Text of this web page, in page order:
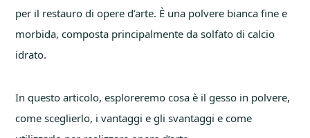
per il restauro di opere d’arte. È una polvere bianca fine e
morbida, composta principalmente da solfato di calcio
idrato.
In questo articolo, esploreremo cosa è il gesso in polvere,
come sceglierlo, i vantaggi e gli svantaggi e come